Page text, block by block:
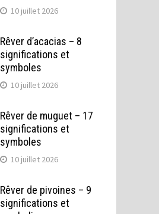
10 juillet 2026
Rêver d’acacias – 8
significations et
symboles
10 juillet 2026
Rêver de muguet – 17
significations et
symboles
10 juillet 2026
Rêver de pivoines – 9
significations et